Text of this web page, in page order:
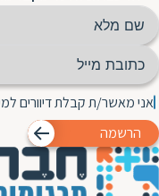
אני מאשר/ת קבלת דיוורים
הרשמה